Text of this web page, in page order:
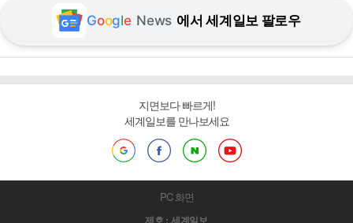
Google News 에서 세계일보 팔로우
지면보다 빠르게!
세계일보를 만나보세요
PC 화면
제호 : 세계일보